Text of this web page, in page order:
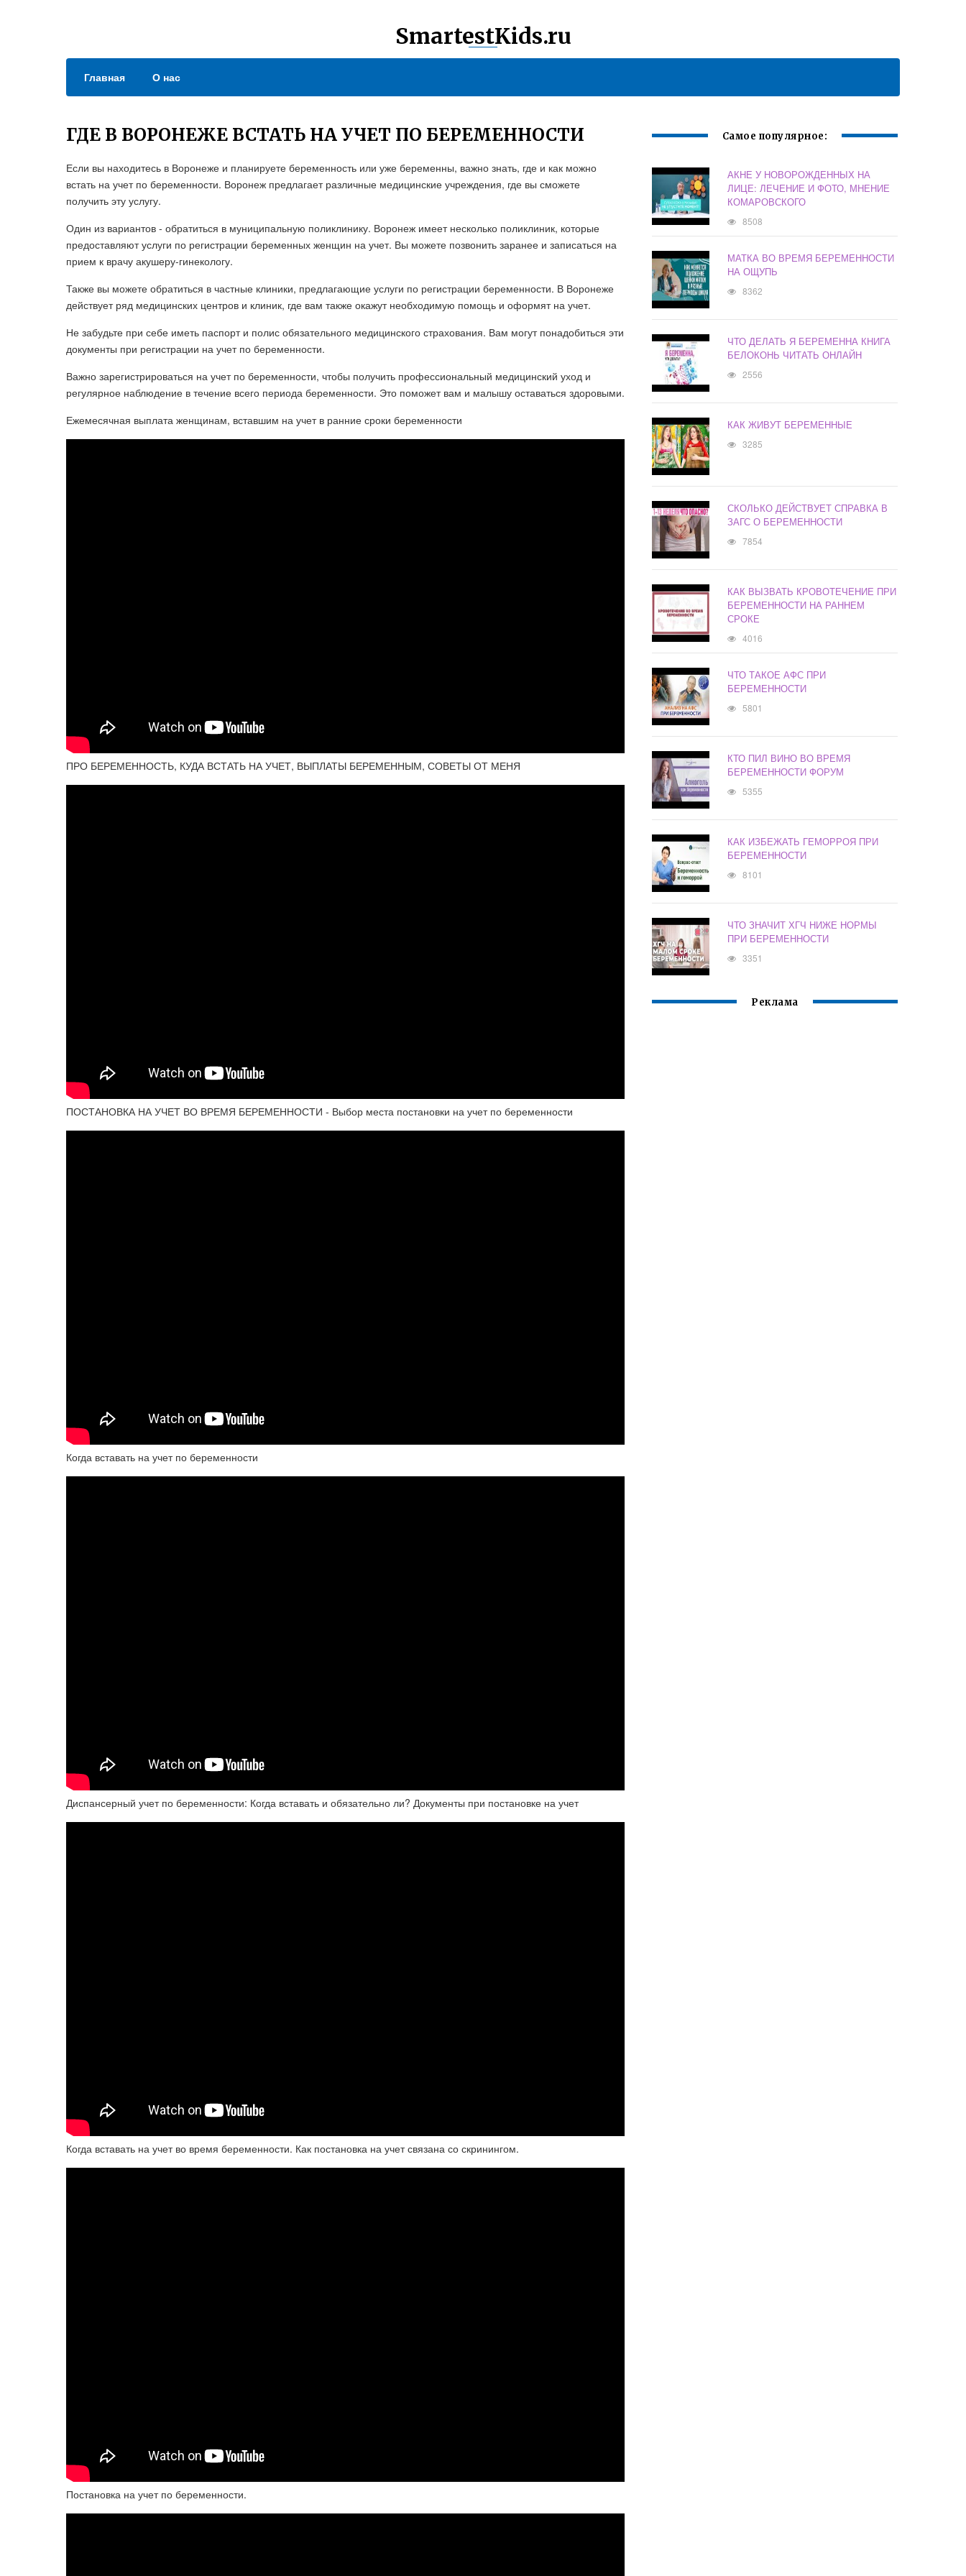
SmartestKids.ru
Главная О нас
ГДЕ В ВОРОНЕЖЕ ВСТАТЬ НА УЧЕТ ПО БЕРЕМЕННОСТИ
Если вы находитесь в Воронеже и планируете беременность или уже беременны, важно знать, где и как можно
встать на учет по беременности. Воронеж предлагает различные медицинские учреждения, где вы сможете
получить эту услугу.
Один из вариантов - обратиться в муниципальную поликлинику. Воронеж имеет несколько поликлиник, которые
предоставляют услуги по регистрации беременных женщин на учет. Вы можете позвонить заранее и записаться на
прием к врачу акушеру-гинекологу.
Также вы можете обратиться в частные клиники, предлагающие услуги по регистрации беременности. В Воронеже
действует ряд медицинских центров и клиник, где вам также окажут необходимую помощь и оформят на учет.
Не забудьте при себе иметь паспорт и полис обязательного медицинского страхования. Вам могут понадобиться эти
документы при регистрации на учет по беременности.
Важно зарегистрироваться на учет по беременности, чтобы получить профессиональный медицинский уход и
регулярное наблюдение в течение всего периода беременности. Это поможет вам и малышу оставаться здоровыми.
Ежемесячная выплата женщинам, вставшим на учет в ранние сроки беременности
ПРО БЕРЕМЕННОСТЬ, КУДА ВСТАТЬ НА УЧЕТ, ВЫПЛАТЫ БЕРЕМЕННЫМ, СОВЕТЫ ОТ МЕНЯ
ПОСТАНОВКА НА УЧЕТ ВО ВРЕМЯ БЕРЕМЕННОСТИ - Выбор места постановки на учет по беременности
Когда вставать на учет по беременности
Диспансерный учет по беременности: Когда вставать и обязательно ли? Документы при постановке на учет
Когда вставать на учет во время беременности. Как постановка на учет связана со скринингом.
Постановка на учет по беременности.
Самое популярное:
АКНЕ У НОВОРОЖДЕННЫХ НА
ЛИЦЕ: ЛЕЧЕНИЕ И ФОТО, МНЕНИЕ
КОМАРОВСКОГО
8508
МАТКА ВО ВРЕМЯ БЕРЕМЕННОСТИ
НА ОЩУПЬ
8362
ЧТО ДЕЛАТЬ Я БЕРЕМЕННА КНИГА
БЕЛОКОНЬ ЧИТАТЬ ОНЛАЙН
2556
КАК ЖИВУТ БЕРЕМЕННЫЕ
3285
СКОЛЬКО ДЕЙСТВУЕТ СПРАВКА В
ЗАГС О БЕРЕМЕННОСТИ
7854
КАК ВЫЗВАТЬ КРОВОТЕЧЕНИЕ ПРИ
БЕРЕМЕННОСТИ НА РАННЕМ
СРОКЕ
4016
ЧТО ТАКОЕ АФС ПРИ
БЕРЕМЕННОСТИ
5801
КТО ПИЛ ВИНО ВО ВРЕМЯ
БЕРЕМЕННОСТИ ФОРУМ
5355
КАК ИЗБЕЖАТЬ ГЕМОРРОЯ ПРИ
БЕРЕМЕННОСТИ
8101
ЧТО ЗНАЧИТ ХГЧ НИЖЕ НОРМЫ
ПРИ БЕРЕМЕННОСТИ
3351
Реклама